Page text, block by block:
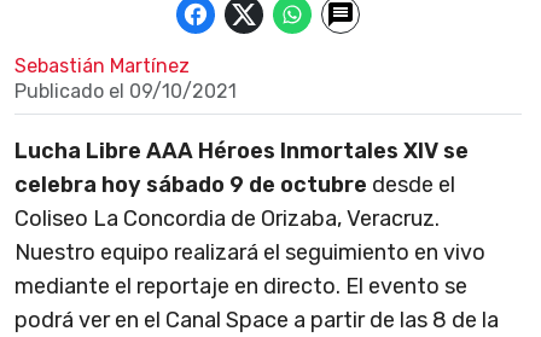
Sebastián Martínez
Publicado el 09/10/2021
Lucha Libre AAA Héroes Inmortales XIV se
celebra hoy sábado 9 de octubre desde el
Coliseo La Concordia de Orizaba, Veracruz.
Nuestro equipo realizará el seguimiento en vivo
mediante el reportaje en directo. El evento se
podrá ver en el Canal Space a partir de las 8 de la